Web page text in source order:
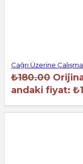
Çağrı Üzerine
₺180.00
andaki fiyat: